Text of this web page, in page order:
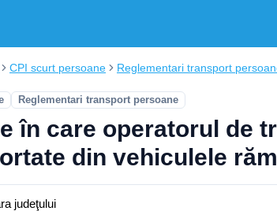
CPI scurt persoane Reglementari transport
Reglementari transport persoane
în care operatorul de
din vehiculele
judeţului